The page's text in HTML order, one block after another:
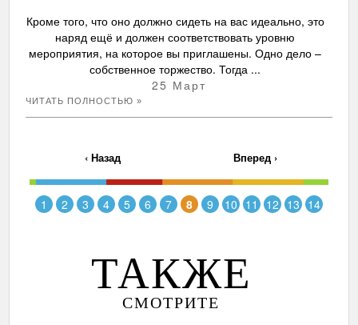
Кроме того, что оно должно сидеть на вас идеально, это
наряд ещё и должен соответствовать уровню
мероприятия, на которое вы приглашены. Одно дело –
собственное торжество. Тогда ...
25 Март
ЧИТАТЬ ПОЛНОСТЬЮ »
Вперед ›
‹Назад
1 2 3 4 5 6 7 8 9 10 11 12 13 14
ТАКЖЕ
СМОТРИТЕ